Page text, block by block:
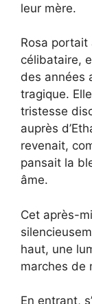
leur mère.
Rosa portait
célibataire,
des années
tragique.
tristesse
auprès
revenait,
pansait la
âme.
Cet après-
haut, une
marches de
En entrant,